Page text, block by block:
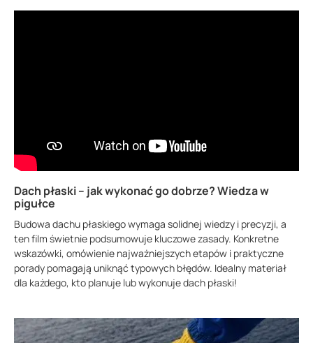
Dach płaski – jak wykonać go dobrze? Wiedza w
pigułce
Budowa dachu płaskiego wymaga solidnej wiedzy i precyzji, a
ten film świetnie podsumowuje kluczowe zasady. Konkretne
wskazówki, omówienie najważniejszych etapów i praktyczne
porady pomagają uniknąć typowych błędów. Idealny materiał
dla każdego, kto planuje lub wykonuje dach płaski!